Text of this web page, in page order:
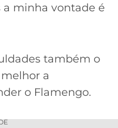
a minha vontade é
também o
a
o Flamengo.